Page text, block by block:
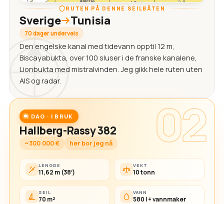
RUTEN PÅ DENNE SEILBÅTEN
Sverige Tunisia
70 dager underveis
Den engelske kanal med tidevann opptil 12 m,
Biscayabukta, over 100 sluser i de franske kanalene,
Lionbukta med mistralvinden. Jeg gikk hele ruten uten
AIS og radar.
02
I DAG · I BRUK
Hallberg-Rassy 382
~300 000 € her bor jeg nå
LENGDE
11,62 m (38′)
VEKT
10 tonn
SEIL
70 m²
VANN
580 l + vannmaker